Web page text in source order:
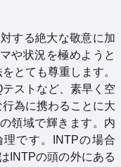
する絶大な敬意に加
や状況を極めようと
とても尊重します。
ストなど、素早く空
為に携わることに大
領域で輝きます。内
です。INTPの場合
INTPの頭の外にある